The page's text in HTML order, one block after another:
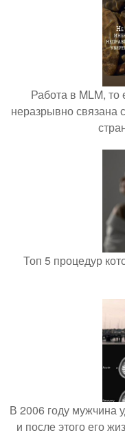
Работа в MLM, то
неразрывно связана
Топ 5 процедур
В 2006 году мужчина
и после этого его